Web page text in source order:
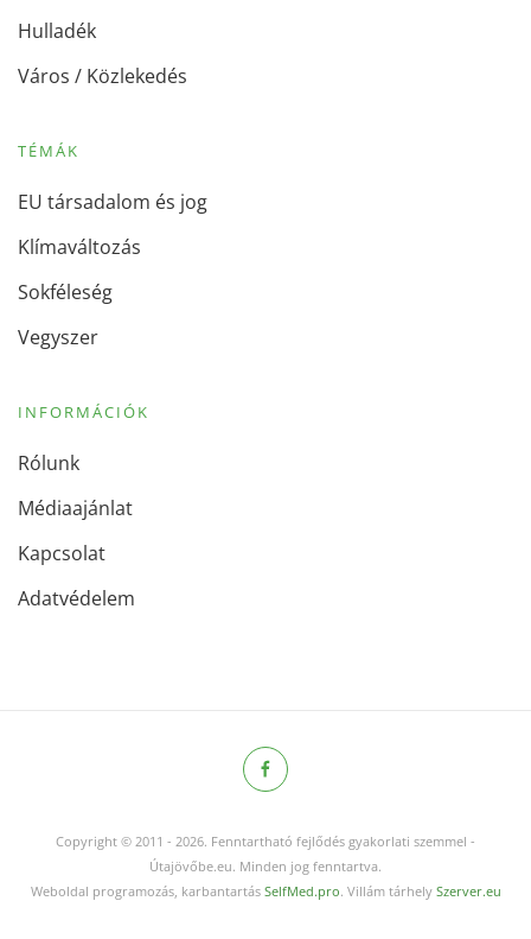
Hulladék
Város / Közlekedés
TÉMÁK
EU társadalom és jog
Klímaváltozás
Sokféleség
Vegyszer
INFORMÁCIÓK
Rólunk
Médiaajánlat
Kapcsolat
Adatvédelem
Copyright © 2011 - 2026. Fenntartható fejlődés gyakorlati szemmel -
Útajövőbe.eu. Minden jog fenntartva.
Weboldal programozás, karbantartás SelfMed.pro. Villám tárhely Szerver.eu